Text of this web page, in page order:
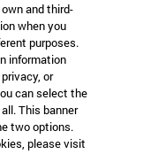
and third-
when you
purposes.
information
or
can select the
This banner
two options.
please visit